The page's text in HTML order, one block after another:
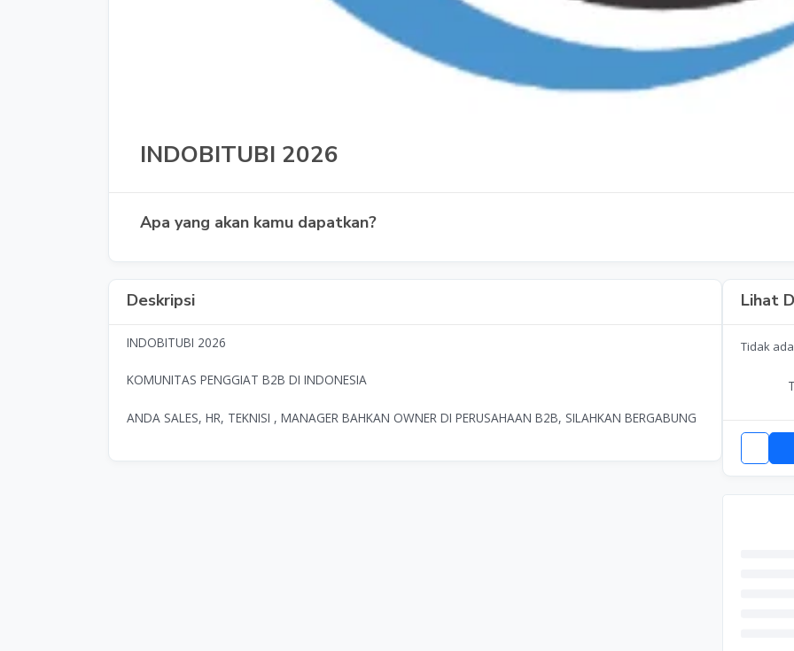
INDOBITUBI 2026
Apa yang akan kamu dapatkan?
Deskripsi
INDOBITUBI 2026
KOMUNITAS PENGGIAT B2B DI INDONESIA
ANDA SALES, HR, TEKNISI , MANAGER BAHKAN OWNER DI PERUSAHAAN B2B, SILAHKAN BERGABUNG
Lihat
Tidak